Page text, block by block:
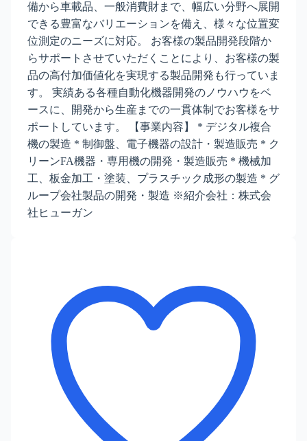
備から車載品、一般消費財まで、幅広い分野へ展開
できる豊富なバリエーションを備え、様々な位置変
位測定のニーズに対応。 お客様の製品開発段階か
らサポートさせていただくことにより、お客様の製
品の高付加価値化を実現する製品開発も行っていま
す。 実績ある各種自動化機器開発のノウハウをベ
ースに、開発から生産までの一貫体制でお客様をサ
ポートしています。 【事業内容】 * デジタル複合
機の製造 * 制御盤、電子機器の設計・製造販売 * ク
リーンFA機器・専用機の開発・製造販売 * 機械加
工、板金加工・塗装、プラスチック成形の製造 * グ
ループ会社製品の開発・製造 ※紹介会社：株式会
社ヒューガン